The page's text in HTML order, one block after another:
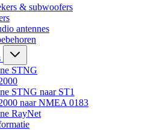
& subwoofers
antennes
STNG
STNG naar ST1
naar NMEA 0183
RayNet